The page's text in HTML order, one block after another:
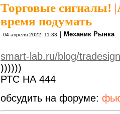
Торговые сигналы! |
время подумать
04 апреля 2022, 11:33 Механик Рынка
smart-lab.ru/blog/
))))))
РТС НА 444
обсудить на форуме: